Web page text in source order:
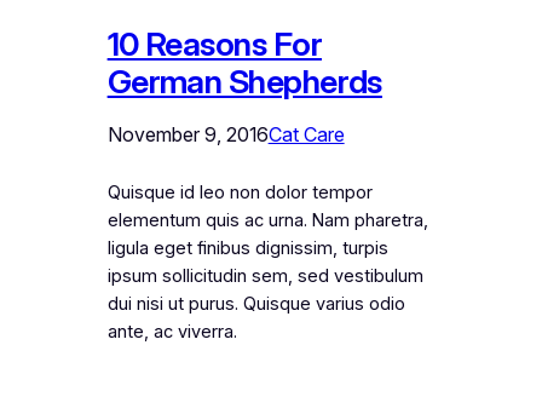
10 Reasons For
German Shepherds
November 9, 2016Cat Care
Quisque id leo non dolor tempor
elementum quis ac urna. Nam pharetra,
ligula eget finibus dignissim, turpis
ipsum sollicitudin sem, sed vestibulum
dui nisi ut purus. Quisque varius odio
ante, ac viverra.